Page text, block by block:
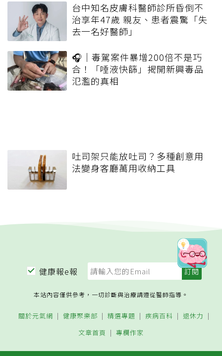
台中知名皮膚科醫師診所昏倒不
治享年47歲 親友、患者震驚「失
去一名好醫師」
🎧｜毒駕案件暴增200倍不是巧
合！「唾液快篩」揭開新興毒品
氾濫的真相
吐司架只能放吐司？多種創意用
法變身客廳萬用收納工具
健康報e報
本站內容僅供參考，一切診斷與治療請遵從醫師指導。
關於元氣網 健康聚樂部 精選專題 疾病百科
退休力
文章首頁
專欄作家